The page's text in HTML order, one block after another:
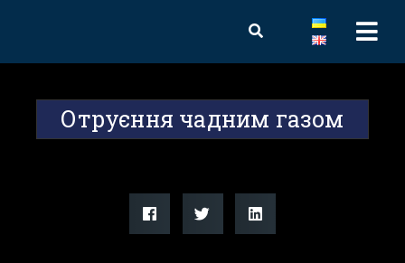
Отруєння чадним газом